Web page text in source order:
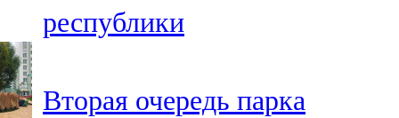
республики
Вторая очередь парка